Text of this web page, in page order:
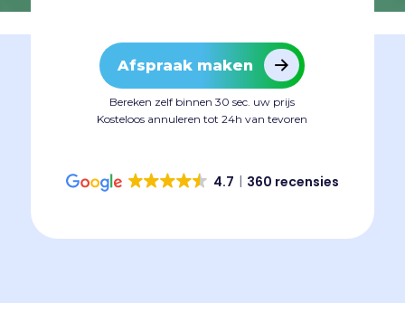
Afspraak maken
Bereken zelf binnen 30 sec. uw prijs
Kosteloos annuleren tot 24h van tevoren
4.7 360 recensies